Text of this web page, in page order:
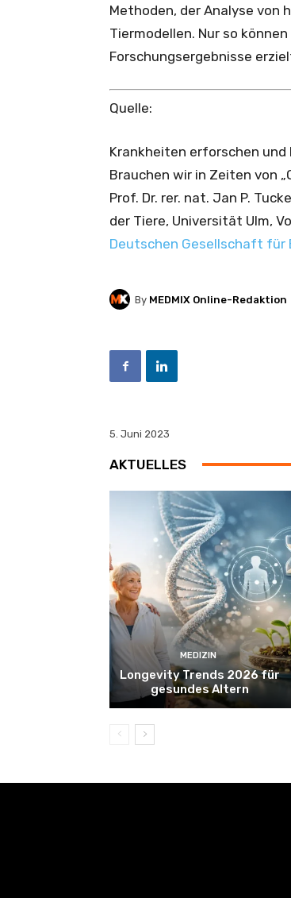
Methoden, der Analyse von
Tiermodellen. Nur so
Forschungsergebnisse
Quelle:
Krankheiten erforschen
Brauchen wir in Zeiten von
Prof. Dr. rer. nat. Jan P.
der Tiere, Universität Ulm,
Deutschen Gesellschaft für
By MEDMIX Online-Redaktion
5. Juni 2023
AKTUELLES
MEDIZIN
Longevity Trends 2026 für
gesundes Altern